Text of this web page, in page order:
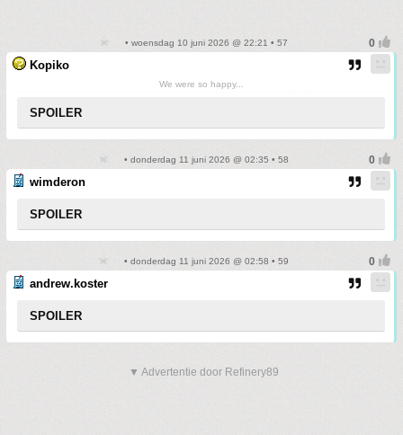
• woensdag 10 juni 2026 @ 22:21 • 57
Kopiko
We were so happy...
SPOILER
• donderdag 11 juni 2026 @ 02:35 • 58
wimderon
SPOILER
• donderdag 11 juni 2026 @ 02:58 • 59
andrew.koster
SPOILER
▼ Advertentie door Refinery89